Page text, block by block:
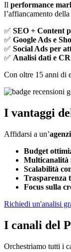
Il performance
l’affiancamento
✅ SEO + Content
✅ Google Ads e
✅ Social Ads per
✅ Analisi dati e
Con oltre 15 anni di
I vantaggi
Affidarsi a un’
Budget
Multicanalità
Scalabilità
Trasparenza
Focus sulla
Richiedi un'analisi
I canali del
Orchestriamo tutti i